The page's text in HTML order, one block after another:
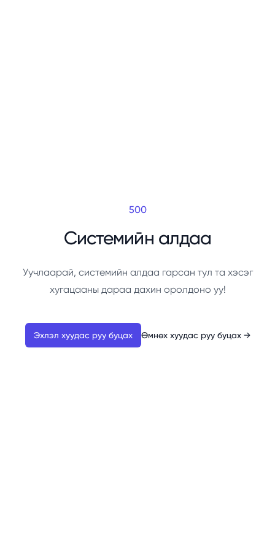
500
Системийн алдаа
Уучлаарай, системийн алдаа гарсан тул та хэсэг
хугацааны дараа дахин оролдоно уу!
Эхлэл хуудас руу буцах Өмнөх хуудас руу буцах →